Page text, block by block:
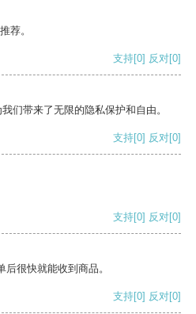
荐。
支持[0] 反对[0]
们带来了无限的隐私保护和自由。
支持[0] 反对[0]
支持[0] 反对[0]
很快就能收到商品。
支持[0] 反对[0]